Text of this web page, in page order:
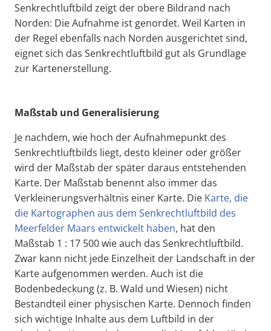
Senkrechtluftbild zeigt der obere Bildrand nach
Norden: Die Aufnahme ist genordet. Weil Karten in
der Regel ebenfalls nach Norden ausgerichtet sind,
eignet sich das Senkrechtluftbild gut als Grundlage
zur Kartenerstellung.
Maßstab und Generalisierung
Je nachdem, wie hoch der Aufnahmepunkt des
Senkrechtluftbilds liegt, desto kleiner oder größer
wird der Maßstab der später daraus entstehenden
Karte. Der Maßstab benennt also immer das
Verkleinerungsverhältnis einer Karte. Die Karte, die
die Kartographen aus dem Senkrechtluftbild des
Meerfelder Maars entwickelt haben, hat den
Maßstab 1 : 17 500 wie auch das Senkrechtluftbild.
Zwar kann nicht jede Einzelheit der Landschaft in der
Karte aufgenommen werden. Auch ist die
Bodenbedeckung (z. B. Wald und Wiesen) nicht
Bestandteil einer physischen Karte. Dennoch finden
sich wichtige Inhalte aus dem Luftbild in der